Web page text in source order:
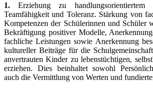
1. Erziehung zu handlungsorientiertem
Teamfähigkeit und Toleranz. Stärkung von
Kompetenzen der Schülerinnen und Schüler
Bekräftigung positiver Modelle,
fachliche Leistungen sowie Anerkennung
kultureller Beiträge für die
anvertrauten Kinder zu lebenstüchtigen,
erziehen. Dies beinhaltet sowohl
auch die Vermittlung von Werten und